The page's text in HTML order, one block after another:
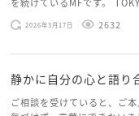
を続けているMFです。
げたいという想いから、勇
稿してみようと思います。少
2026年3月17日 2632
静かに自分の心と語り
ご相談を受けていると、ご